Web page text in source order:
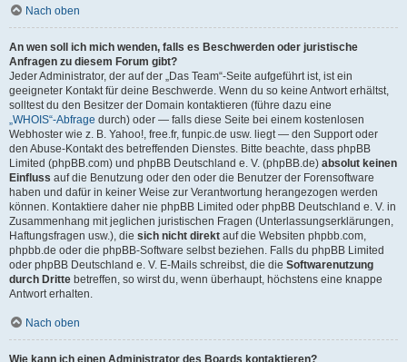
Nach oben
An wen soll ich mich wenden, falls es Beschwerden oder juristische
Anfragen zu diesem Forum gibt?
Jeder Administrator, der auf der „Das Team“-Seite aufgeführt ist, ist ein
geeigneter Kontakt für deine Beschwerde. Wenn du so keine Antwort erhältst,
solltest du den Besitzer der Domain kontaktieren (führe dazu eine
„WHOIS“-Abfrage durch) oder — falls diese Seite bei einem kostenlosen
Webhoster wie z. B. Yahoo!, free.fr, funpic.de usw. liegt — den Support oder
den Abuse-Kontakt des betreffenden Dienstes. Bitte beachte, dass phpBB
Limited (phpBB.com) und phpBB Deutschland e. V. (phpBB.de) absolut keinen
Einfluss auf die Benutzung oder den oder die Benutzer der Forensoftware
haben und dafür in keiner Weise zur Verantwortung herangezogen werden
können. Kontaktiere daher nie phpBB Limited oder phpBB Deutschland e. V. in
Zusammenhang mit jeglichen juristischen Fragen (Unterlassungserklärungen,
Haftungsfragen usw.), die sich nicht direkt auf die Websiten phpbb.com,
phpbb.de oder die phpBB-Software selbst beziehen. Falls du phpBB Limited
oder phpBB Deutschland e. V. E-Mails schreibst, die die Softwarenutzung
durch Dritte betreffen, so wirst du, wenn überhaupt, höchstens eine knappe
Antwort erhalten.
Nach oben
Wie kann ich einen Administrator des Boards kontaktieren?